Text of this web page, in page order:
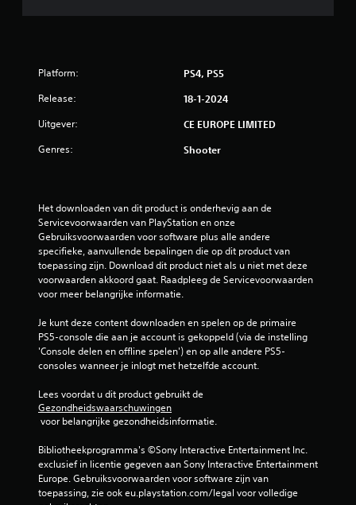
Platform: PS4, PS5
Release: 18-1-2024
Uitgever: CE EUROPE LIMITED
Genres: Shooter
Het downloaden van dit product is onderhevig aan de
Servicevoorwaarden van PlayStation en onze
Gebruiksvoorwaarden voor software plus alle andere
specifieke, aanvullende bepalingen die op dit product van
toepassing zijn. Download dit product niet als u niet met deze
voorwaarden akkoord gaat. Raadpleeg de Servicevoorwaarden
voor meer belangrijke informatie.
Je kunt deze content downloaden en spelen op de primaire
PS5-console die aan je account is gekoppeld (via de instelling
'Console delen en offline spelen') en op alle andere PS5-
consoles wanneer je inlogt met hetzelfde account.
Lees voordat u dit product gebruikt de
Gezondheidswaarschuwingen
voor belangrijke gezondheidsinformatie.
Bibliotheekprogramma's ©Sony Interactive Entertainment Inc.
exclusief in licentie gegeven aan Sony Interactive Entertainment
Europe. Gebruiksvoorwaarden voor software zijn van
toepassing, zie ook eu.playstation.com/legal voor volledige